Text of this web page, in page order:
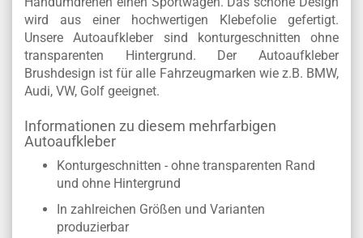
wird aus einer hochwertigen Klebefolie gefertigt.
Unsere Autoaufkleber sind konturgeschnitten ohne
transparenten Hintergrund. Der Autoaufkleber
Brushdesign ist für alle Fahrzeugmarken wie z.B. BMW,
Audi, VW, Golf geeignet.
Informationen zu diesem mehrfarbigen
Autoaufkleber
Konturgeschnitten - ohne transparenten Rand
und ohne Hintergrund
In zahlreichen Größen und Varianten
produzierbar